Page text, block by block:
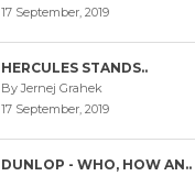
17 September, 2019
HERCULES STANDS..
By Jernej Grahek
17 September, 2019
DUNLOP - WHO, HOW AN..